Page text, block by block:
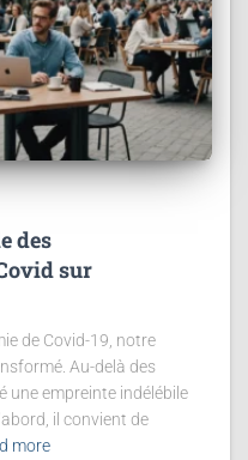
des
sur
de Covid-19, notre
Au-delà des
une empreinte indélébile
il convient de
more